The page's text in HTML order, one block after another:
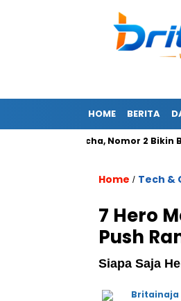
HOME BERITA
Ciize Rutricha, Nomor 2 Bikin Baper
Home / Tech &
7 Hero
Push
Siapa Saja
Britainaja